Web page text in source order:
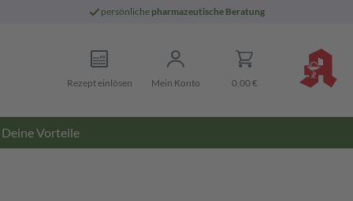
persönliche pharmazeutische Beratung
Rezept einlösen Mein Konto 0,00 €
Deine Vorteile